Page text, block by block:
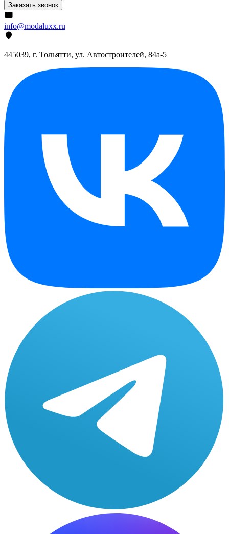
Заказать звонок
info@modaluxx.ru
445039, г. Тольятти, ул. Автостроителей, 84а-5